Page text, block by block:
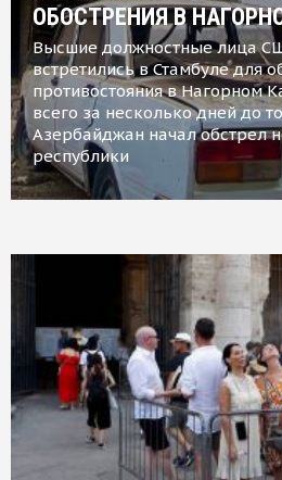
ОБОСТРЕНИЯ В
Высшие должностные лица
встретились в Стамбуле для
противостояния в Нагорном
всего за несколько дней до
Азербайджан начал обстрел
республики